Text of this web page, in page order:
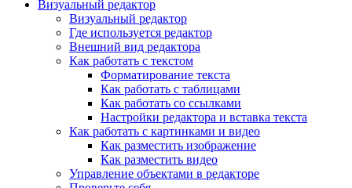
Визуальный редактор
Визуальный редактор
Где используется редактор
Внешний вид редактора
Как работать с текстом
Форматирование текста
Как работать с таблицами
Как работать со ссылками
Настройки редактора и вставка текста
Как работать с картинками и видео
Как разместить изображение
Как разместить видео
Управление объектами в редакторе